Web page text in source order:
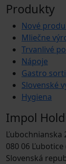
Produkty
Nové
Mliečne
Trvanlivé
Nápoje
Gastro
Slovenské
Hygiena
Impol
Ľubochnianska
080 06 Ľubotice
Slovenská